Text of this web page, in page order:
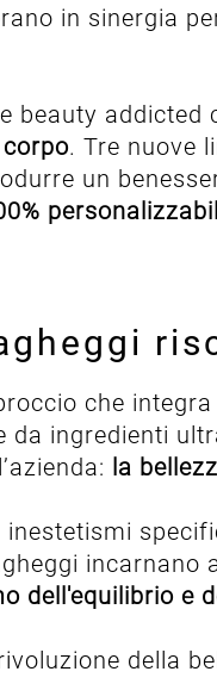
in sinergia
addicted
. Tre nuove
un
che
da ingredienti
la
incarnano
dell'equilibrio e
della